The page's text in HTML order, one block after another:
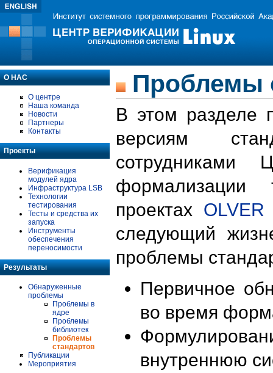
О НАС
О центре
Наша команда
Новости
Партнеры
Контакты
Проекты
Верификация
модулей ядра
Инфраструктура LSB
Технологии
тестирования
Тесты и средства их
запуска
Инструменты
обеспечения
переносимости
Результаты
Обнаруженные
проблемы
Проблемы в
ядре
Проблемы
библиотек
Проблемы
стандартов
Публикации
Мероприятия
Проблемы
В этом разделе
версиям
формализации
проектах OLVER
следующий
проблемы
Первичное
во время
внутреннюю